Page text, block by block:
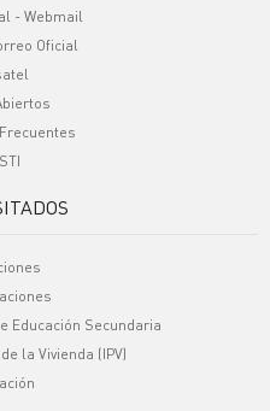
- Webmail
Oficial
Educación Secundaria
la Vivienda (IPV)